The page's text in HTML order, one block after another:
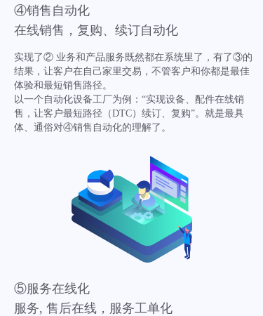
④销售自动化
在线销售，复购、续订自动化
实现了② 业务和产品服务既然都在系统里了，有了③的
结果，让客户在自己家里交易，不管客户和你都是最佳
体验和最短销售路径。
以一个自动化设备工厂为例：“实现设备、配件在线销
售，让客户最短路径（DTC）续订、复购”。就是最具
体、通俗对④销售自动化的理解了。
⑤服务在线化
服务, 售后在线，服务工单化